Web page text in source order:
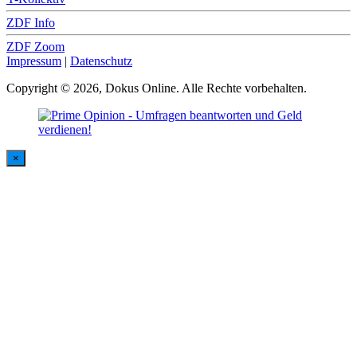
ZDF Info
ZDF Zoom
Impressum | Datenschutz
Copyright © 2026, Dokus Online. Alle Rechte vorbehalten.
×